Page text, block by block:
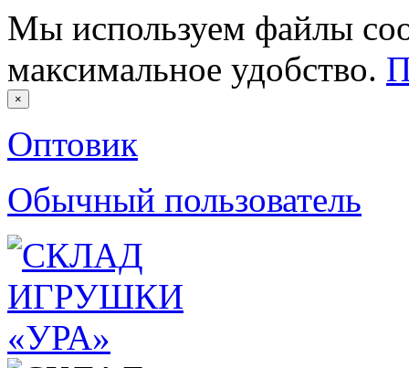
Мы используем файлы
максимальное удобство.
×
Оптовик
Обычный пользователь